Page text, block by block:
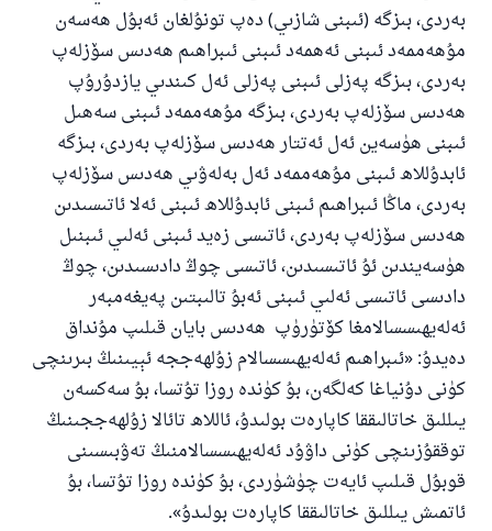
بەردى، بىزگە (ئىبنى شازىي) دەپ تونۇلغان ئەبۇل ھەسەن
مۇھەممەد ئىبنى ئەھمەد ئىبنى ئىبراھىم ھەدىس سۆزلەپ
بەردى، بىزگە پەزلى ئىبنى پەزلى ئەل كىندىي يازدۇرۇپ
ھەدىس سۆزلەپ بەردى، بىزگە مۇھەممەد ئىبنى سەھىل
ئىبنى ھۈسەين ئەل ئەتتار ھەدىس سۆزلەپ بەردى، بىزگە
ئابدۇللاھ ئىبنى مۇھەممەد ئەل بەلەۋىي ھەدىس سۆزلەپ
بەردى، ماڭا ئىبراھىم ئىبنى ئابدۇللاھ ئىبنى ئەلا ئاتىسىدىن
ھەدىس سۆزلەپ بەردى، ئاتىسى زەيد ئىبنى ئەلىي ئىبنىل
ھۈسەيندىن ئۇ ئاتىسىدىن، ئاتىسى چوڭ دادىسىدىن، چوڭ
دادىسى ئاتىسى ئەلىي ئىبنى ئەبۇ تالىبتىن پەيغەمبەر
ئەلەيھىسسالامغا كۆتۈرۈپ ھەدىس بايان قىلىپ مۇنداق
دەيدۇ: «ئىبراھىم ئەلەيھىسسالام زۇلھەججە ئېيىنىڭ بىرىنچى
كۈنى دۇنياغا كەلگەن، بۇ كۈندە روزا تۇتسا، بۇ سەكسەن
يىللىق خاتالىققا كاپارەت بولىدۇ، ئاللاھ تائالا زۇلھەججىنىڭ
توققۇزىنچى كۈنى داۋۇد ئەلەيھىسسالامنىڭ تەۋبىسىنى
قوبۇل قىلىپ ئايەت چۈشۈردى، بۇ كۈندە روزا تۇتسا، بۇ
ئاتمىش يىللىق خاتالىققا كاپارەت بولىدۇ».